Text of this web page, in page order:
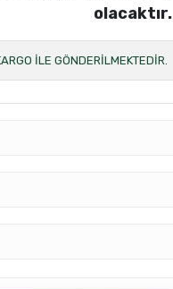
olacaktır.
İLE GÖNDERİLMEKTEDİR.